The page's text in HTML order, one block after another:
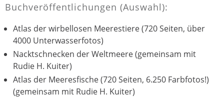
Buchveröffentlichungen (Auswahl):
Atlas der wirbellosen Meerestiere (720 Seiten, über
4000 Unterwasserfotos)
Nacktschnecken der Weltmeere (gemeinsam mit
Rudie H. Kuiter)
Atlas der Meeresfische (720 Seiten, 6.250 Farbfotos!)
(gemeinsam mit Rudie H. Kuiter)